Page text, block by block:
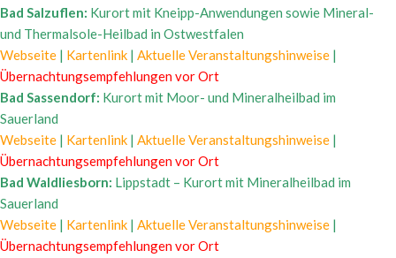
Bad Salzuflen: Kurort mit Kneipp-Anwendungen sowie Mineral-
und Thermalsole-Heilbad in Ostwestfalen
Webseite | Kartenlink | Aktuelle Veranstaltungshinweise |
Übernachtungsempfehlungen vor Ort
Bad Sassendorf: Kurort mit Moor- und Mineralheilbad im
Sauerland
Webseite | Kartenlink | Aktuelle Veranstaltungshinweise |
Übernachtungsempfehlungen vor Ort
Bad Waldliesborn: Lippstadt – Kurort mit Mineralheilbad im
Sauerland
Webseite | Kartenlink | Aktuelle Veranstaltungshinweise |
Übernachtungsempfehlungen vor Ort